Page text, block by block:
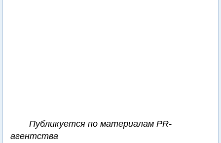
Публикуется по материалам PR-
агентства